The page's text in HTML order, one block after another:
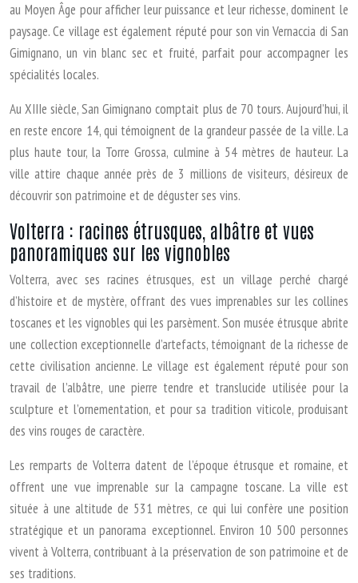
au Moyen Âge pour afficher leur puissance et leur richesse, dominent le
paysage. Ce village est également réputé pour son vin Vernaccia di San
Gimignano, un vin blanc sec et fruité, parfait pour accompagner les
spécialités locales.
Au XIIIe siècle, San Gimignano comptait plus de 70 tours. Aujourd’hui, il
en reste encore 14, qui témoignent de la grandeur passée de la ville. La
plus haute tour, la Torre Grossa, culmine à 54 mètres de hauteur. La
ville attire chaque année près de 3 millions de visiteurs, désireux de
découvrir son patrimoine et de déguster ses vins.
Volterra : racines étrusques, albâtre et vues
panoramiques sur les vignobles
Volterra, avec ses racines étrusques, est un village perché chargé
d’histoire et de mystère, offrant des vues imprenables sur les collines
toscanes et les vignobles qui les parsèment. Son musée étrusque abrite
une collection exceptionnelle d’artefacts, témoignant de la richesse de
cette civilisation ancienne. Le village est également réputé pour son
travail de l’albâtre, une pierre tendre et translucide utilisée pour la
sculpture et l’ornementation, et pour sa tradition viticole, produisant
des vins rouges de caractère.
Les remparts de Volterra datent de l’époque étrusque et romaine, et
offrent une vue imprenable sur la campagne toscane. La ville est
située à une altitude de 531 mètres, ce qui lui confère une position
stratégique et un panorama exceptionnel. Environ 10 500 personnes
vivent à Volterra, contribuant à la préservation de son patrimoine et de
ses traditions.